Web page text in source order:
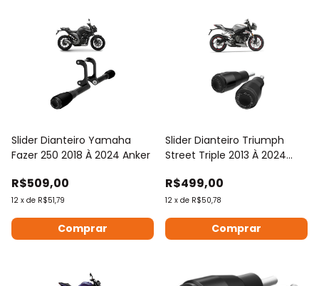
Slider Dianteiro Yamaha
Fazer 250 2018 À 2024 Anker
R$509,00
12 x de R$51,79
Comprar
Slider Dianteiro Triumph
Street Triple 2013 À 2024
R$499,00
12 x de R$50,78
Comprar